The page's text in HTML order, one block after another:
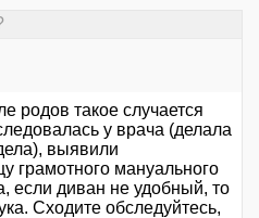
родов такое случается
у врача (делала
выявили
грамотного мануального
если диван не удобный, то
Сходите обследуйтесь,